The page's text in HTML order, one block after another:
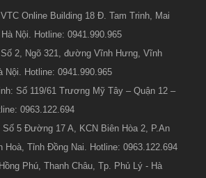
Online Building 18 Đ. Tam Trinh, Mai
Nội. Hotline: 0941.990.965
2, Ngõ 321, đường Vĩnh Hưng, Vĩnh
Nội. Hotline: 0941.990.965
Số 119/61 Trương Mỹ Tây – Quận 12 –
0963.122.694
Số 5 Đường 17 A, KCN Biên Hòa 2, P.An
Hoà, Tỉnh Đồng Nai. Hotline: 0963.122.694
Phú, Thanh Châu, Tp. Phủ Lý - Hà